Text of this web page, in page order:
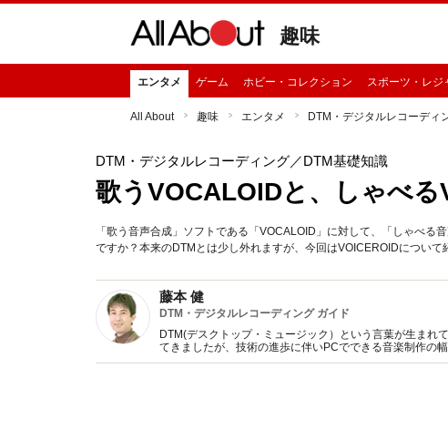
趣味
エンタメ ゲーム ホビー・コレクション スポーツ・レジ
All About 趣味 エンタメ DTM・デジタルレコーディ
DTM・デジタルレコーディング／DTM基礎知識
歌うVOCALOIDと、しゃべる
「歌う音声合成」ソフトである「VOCALOID」に対して、「しゃべ
ですか？本来のDTMとは少し外れますが、今回はVOICEROIDについて
藤本 健
DTM・デジタルレコーディング ガイド
DTM(デスクトップ・ミュージック）という言葉が生まれ
てきましたが、技術の進歩に伴いPCでできる音楽制作の
に、DTM・デジタルレコーディングのノウハウや情報を